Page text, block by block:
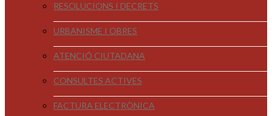
RESOLUCIONS I DECRETS
URBANISME I OBRES
ATENCIÓ CIUTADANA
CONSULTES ACTIVES
FACTURA ELECTRÒNICA